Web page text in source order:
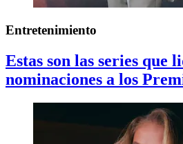
Entretenimiento
Estas son las series que
nominaciones a los